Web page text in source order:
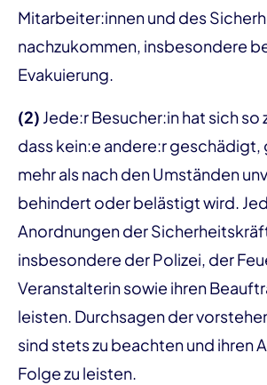
Mitarbeiter:innen und des
nachzukommen, insbesondere
Evakuierung.
(2) Jede:r Besucher:in hat sich so
dass kein:e andere:r
mehr als nach den Umständen
behindert oder belästigt wird.
Anordnungen der
insbesondere der Polizei, der
Veranstalterin sowie ihren
leisten. Durchsagen der
sind stets zu beachten und ihren
Folge zu leisten.